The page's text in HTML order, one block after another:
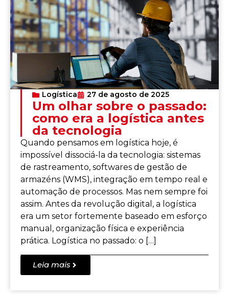
Logística 27 de agosto de 2025
Um olhar sobre o passado:
como era a logística antes
da tecnologia
Quando pensamos em logística hoje, é
impossível dissociá-la da tecnologia: sistemas
de rastreamento, softwares de gestão de
armazéns (WMS), integração em tempo real e
automação de processos. Mas nem sempre foi
assim. Antes da revolução digital, a logística
era um setor fortemente baseado em esforço
manual, organização física e experiência
prática. Logística no passado: o […]
Leia mais